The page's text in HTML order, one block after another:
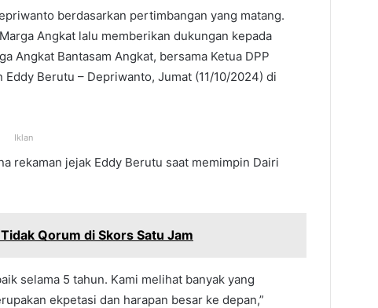
berdasarkan pertimbangan yang matang.
Angkat lalu memberikan dukungan kepada
Angkat Bantasam Angkat, bersama Ketua DPP
Berutu – Depriwanto, Jumat (11/10/2024) di
Iklan
rekaman jejak Eddy Berutu saat memimpin Dairi
Qorum di Skors Satu Jam
selama 5 tahun. Kami melihat banyak yang
ekpetasi dan harapan besar ke depan,”